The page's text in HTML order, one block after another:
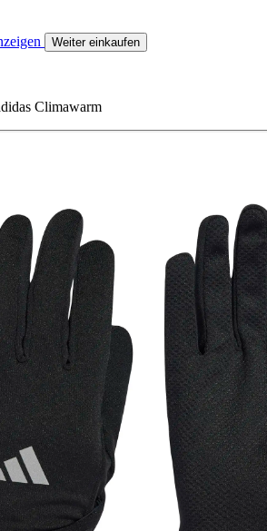
Weiter einkaufen
Climawarm